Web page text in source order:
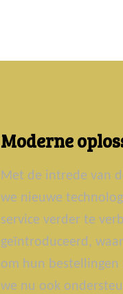
Moderne
Met de intrede van
we nieuwe
service verder te
geïntroduceerd,
om hun bestellingen
we nu ook